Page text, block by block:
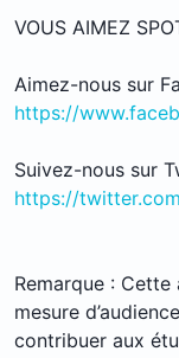
VOUS AIMEZ
Aimez-nous sur
https://
Suivez-nous sur
https://
Remarque :
mesure
contribuer aux